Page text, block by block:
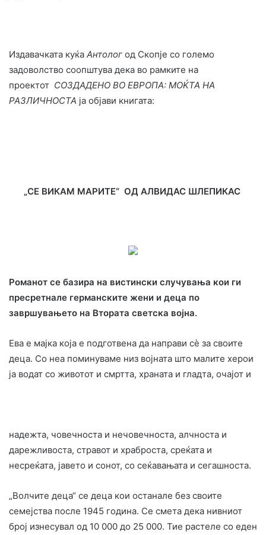
Издавачката куќа Антолог од Скопје со големо
задоволство соопштува дека во рамките на
проектот СОЗДАДЕНО ВО ЕВРОПА: МОЌТА НА
РАЗЛИЧНОСТА ја објави книгата:
„СЕ ВИКАМ МАРИТЕ“ ОД АЛВИДАС ШЛЕПИКАС
Романот се базира на вистински случувања кои ги
пресретнале германските жени и деца по
завршувањето на Втората светска војна.
Ева е мајка која е подготвена да направи сè за своите
деца. Со неа поминуваме низ војната што малите херои
ја водат со животот и смртта, храната и гладта, очајот и
надежта, човечноста и нечовечноста, алчноста и
дарежливоста, стравот и храброста, среќата и
несреќата, јавето и сонот, со сеќавањата и сегашноста.
„Волчите деца“ се деца кои останале без своите
семејства после 1945 година. Се смета дека нивниот
број изнесувал од 10 000 до 25 000. Тие растеле со еден